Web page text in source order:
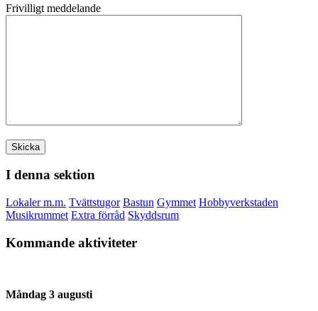
Frivilligt meddelande
I denna sektion
Lokaler m.m. Tvättstugor Bastun Gymmet Hobbyverkstaden
Musikrummet Extra förråd Skyddsrum
Kommande aktiviteter
Måndag 3 augusti